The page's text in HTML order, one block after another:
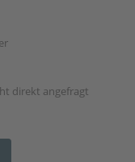
direkt angefragt